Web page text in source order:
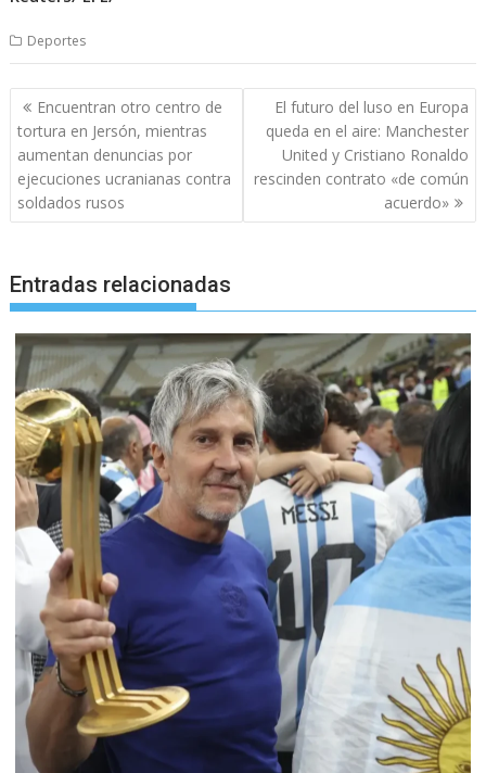
Deportes
Navegación
de
entradas
Encuentran otro centro de
tortura en Jersón, mientras
aumentan denuncias por
ejecuciones ucranianas contra
soldados rusos
El futuro del luso en Europa
queda en el aire: Manchester
United y Cristiano Ronaldo
rescinden contrato «de común
acuerdo»
Entradas relacionadas